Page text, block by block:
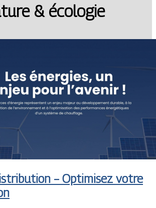
& écologie
– Optimisez votre